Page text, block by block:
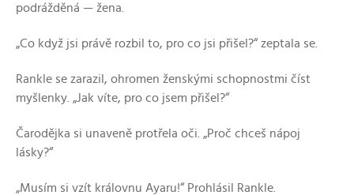
podrážděná — žena.
„Co když jsi právě rozbil to, pro co jsi přišel?“ zeptala se.
Rankle se zarazil, ohromen ženskými schopnostmi číst
myšlenky. „Jak víte, pro co jsem přišel?“
Čarodějka si unaveně protřela oči. „Proč chceš nápoj
lásky?“
„Musím si vzít královnu Ayaru!“ Prohlásil Rankle.